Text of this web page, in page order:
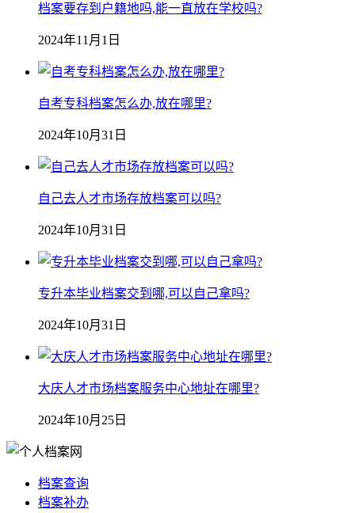
档案要存到户籍地吗,能一直放在学校吗?
2024年11月1日
自考专科档案怎么办,放在哪里?
2024年10月31日
自己去人才市场存放档案可以吗?
2024年10月31日
专升本毕业档案交到哪,可以自己拿吗?
2024年10月31日
大庆人才市场档案服务中心地址在哪里?
2024年10月25日
档案查询
档案补办